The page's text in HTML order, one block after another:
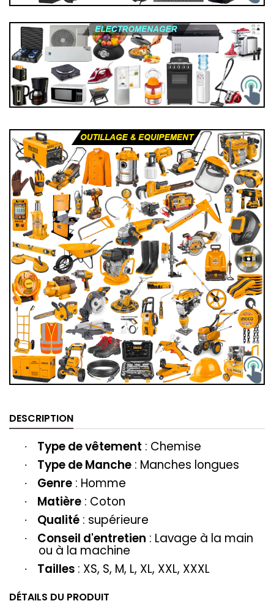
DESCRIPTION
· Type de vêtement : ‎‎Chemise
· Type de Manche : Manches longues
· Genre : Homme
· Matière ‎‎: Coton
· Qualité : supérieure
· Conseil d'entretien : Lavage à la main
ou à la machine
· Tailles : XS, S, M, L, XL, XXL, XXXL
DÉTAILS DU PRODUIT